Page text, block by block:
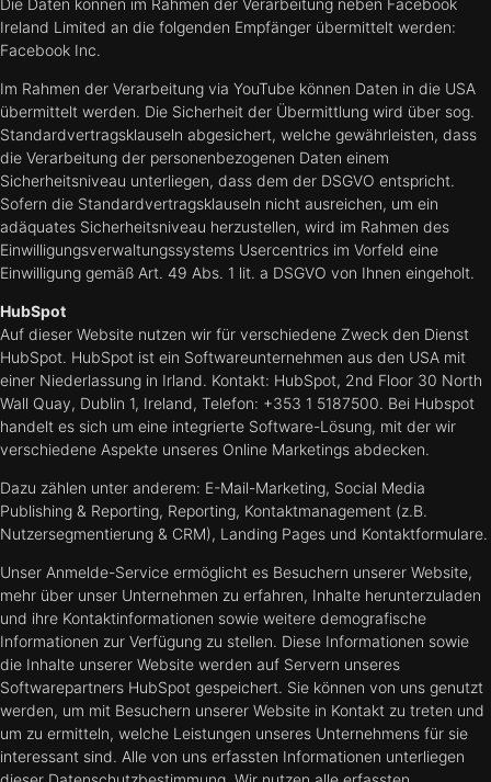
Die Daten können im Rahmen der Verarbeitung neben Facebook
Ireland Limited an die folgenden Empfänger übermittelt werden:
Facebook Inc.
Im Rahmen der Verarbeitung via YouTube können Daten in die USA
übermittelt werden. Die Sicherheit der Übermittlung wird über sog.
Standardvertragsklauseln abgesichert, welche gewährleisten, dass
die Verarbeitung der personenbezogenen Daten einem
Sicherheitsniveau unterliegen, dass dem der DSGVO entspricht.
Sofern die Standardvertragsklauseln nicht ausreichen, um ein
adäquates Sicherheitsniveau herzustellen, wird im Rahmen des
Einwilligungsverwaltungssystems Usercentrics im Vorfeld eine
Einwilligung gemäß Art. 49 Abs. 1 lit. a DSGVO von Ihnen eingeholt.
HubSpot
Auf dieser Website nutzen wir für verschiedene Zweck den Dienst
HubSpot. HubSpot ist ein Softwareunternehmen aus den USA mit
einer Niederlassung in Irland. Kontakt: HubSpot, 2nd Floor 30 North
Wall Quay, Dublin 1, Ireland, Telefon: +353 1 5187500. Bei Hubspot
handelt es sich um eine integrierte Software-Lösung, mit der wir
verschiedene Aspekte unseres Online Marketings abdecken.
Dazu zählen unter anderem: E-Mail-Marketing, Social Media
Publishing & Reporting, Reporting, Kontaktmanagement (z.B.
Nutzersegmentierung & CRM), Landing Pages und Kontaktformulare.
Unser Anmelde-Service ermöglicht es Besuchern unserer Website,
mehr über unser Unternehmen zu erfahren, Inhalte herunterzuladen
und ihre Kontaktinformationen sowie weitere demografische
Informationen zur Verfügung zu stellen. Diese Informationen sowie
die Inhalte unserer Website werden auf Servern unseres
Softwarepartners HubSpot gespeichert. Sie können von uns genutzt
werden, um mit Besuchern unserer Website in Kontakt zu treten und
um zu ermitteln, welche Leistungen unseres Unternehmens für sie
interessant sind. Alle von uns erfassten Informationen unterliegen